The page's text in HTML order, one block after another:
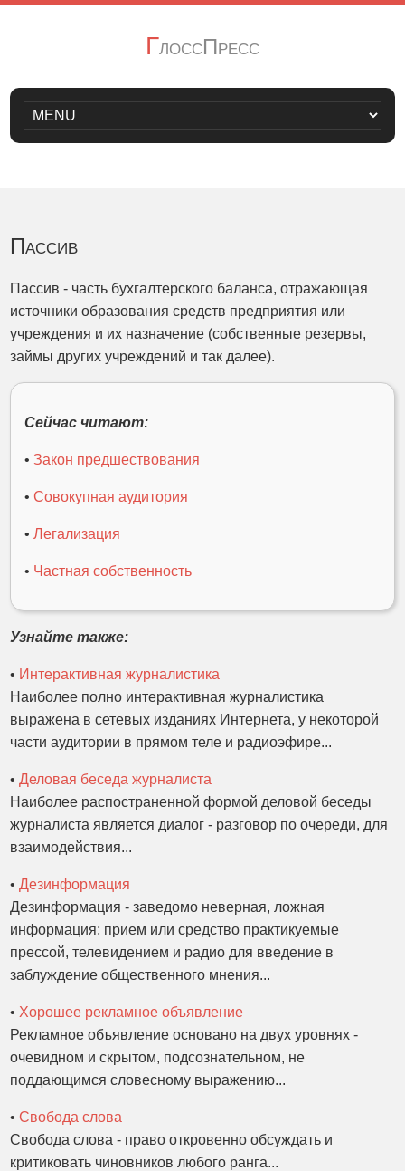
ГлоссПресс
Пассив
Пассив - часть бухгалтерского баланса, отражающая
источники образования средств предприятия или
учреждения и их назначение (собственные резервы,
займы других учреждений и так далее).
Сейчас читают:
•Закон предшествования
•Совокупная аудитория
•Легализация
• Частная собственность
Узнайте также:
• Интерактивная журналистика
Наиболее полно интерактивная журналистика
выражена в сетевых изданиях Интернета, у некоторой
части аудитории в прямом теле и радиоэфире...
•Деловая беседа журналиста
Наиболее распостраненной формой деловой беседы
журналиста является диалог - разговор по очереди, для
взаимодействия...
•Дезинформация
Дезинформация - заведомо неверная, ложная
информация; прием или средство практикуемые
прессой, телевидением и радио для введение в
заблуждение общественного мнения...
• Хорошее рекламное объявление
Рекламное объявление основано на двух уровнях -
очевидном и скрытом, подсознательном, не
поддающимся словесному выражению...
•Свобода слова
Свобода слова - право откровенно обсуждать и
критиковать чиновников любого ранга...